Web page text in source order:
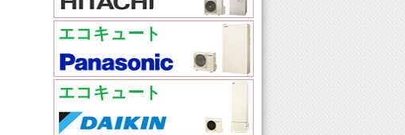
エコキュート
エコキュート